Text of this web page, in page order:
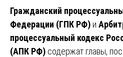
Гражданский
Федерации (ГПК РФ) и
процессуальный кодекс
(АПК РФ) содержат главы,